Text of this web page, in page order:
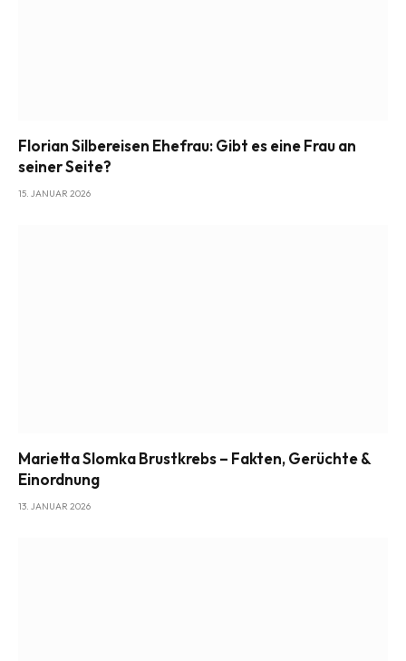
Florian Silbereisen Ehefrau: Gibt es eine Frau an
seiner Seite?
15. JANUAR 2026
Marietta Slomka Brustkrebs – Fakten, Gerüchte &
Einordnung
13. JANUAR 2026